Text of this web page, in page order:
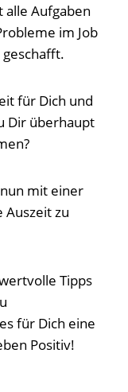
Aufgaben
im Job
für Dich und
Dir überhaupt
mit einer
Auszeit zu
Tipps
für Dich eine
Positiv!